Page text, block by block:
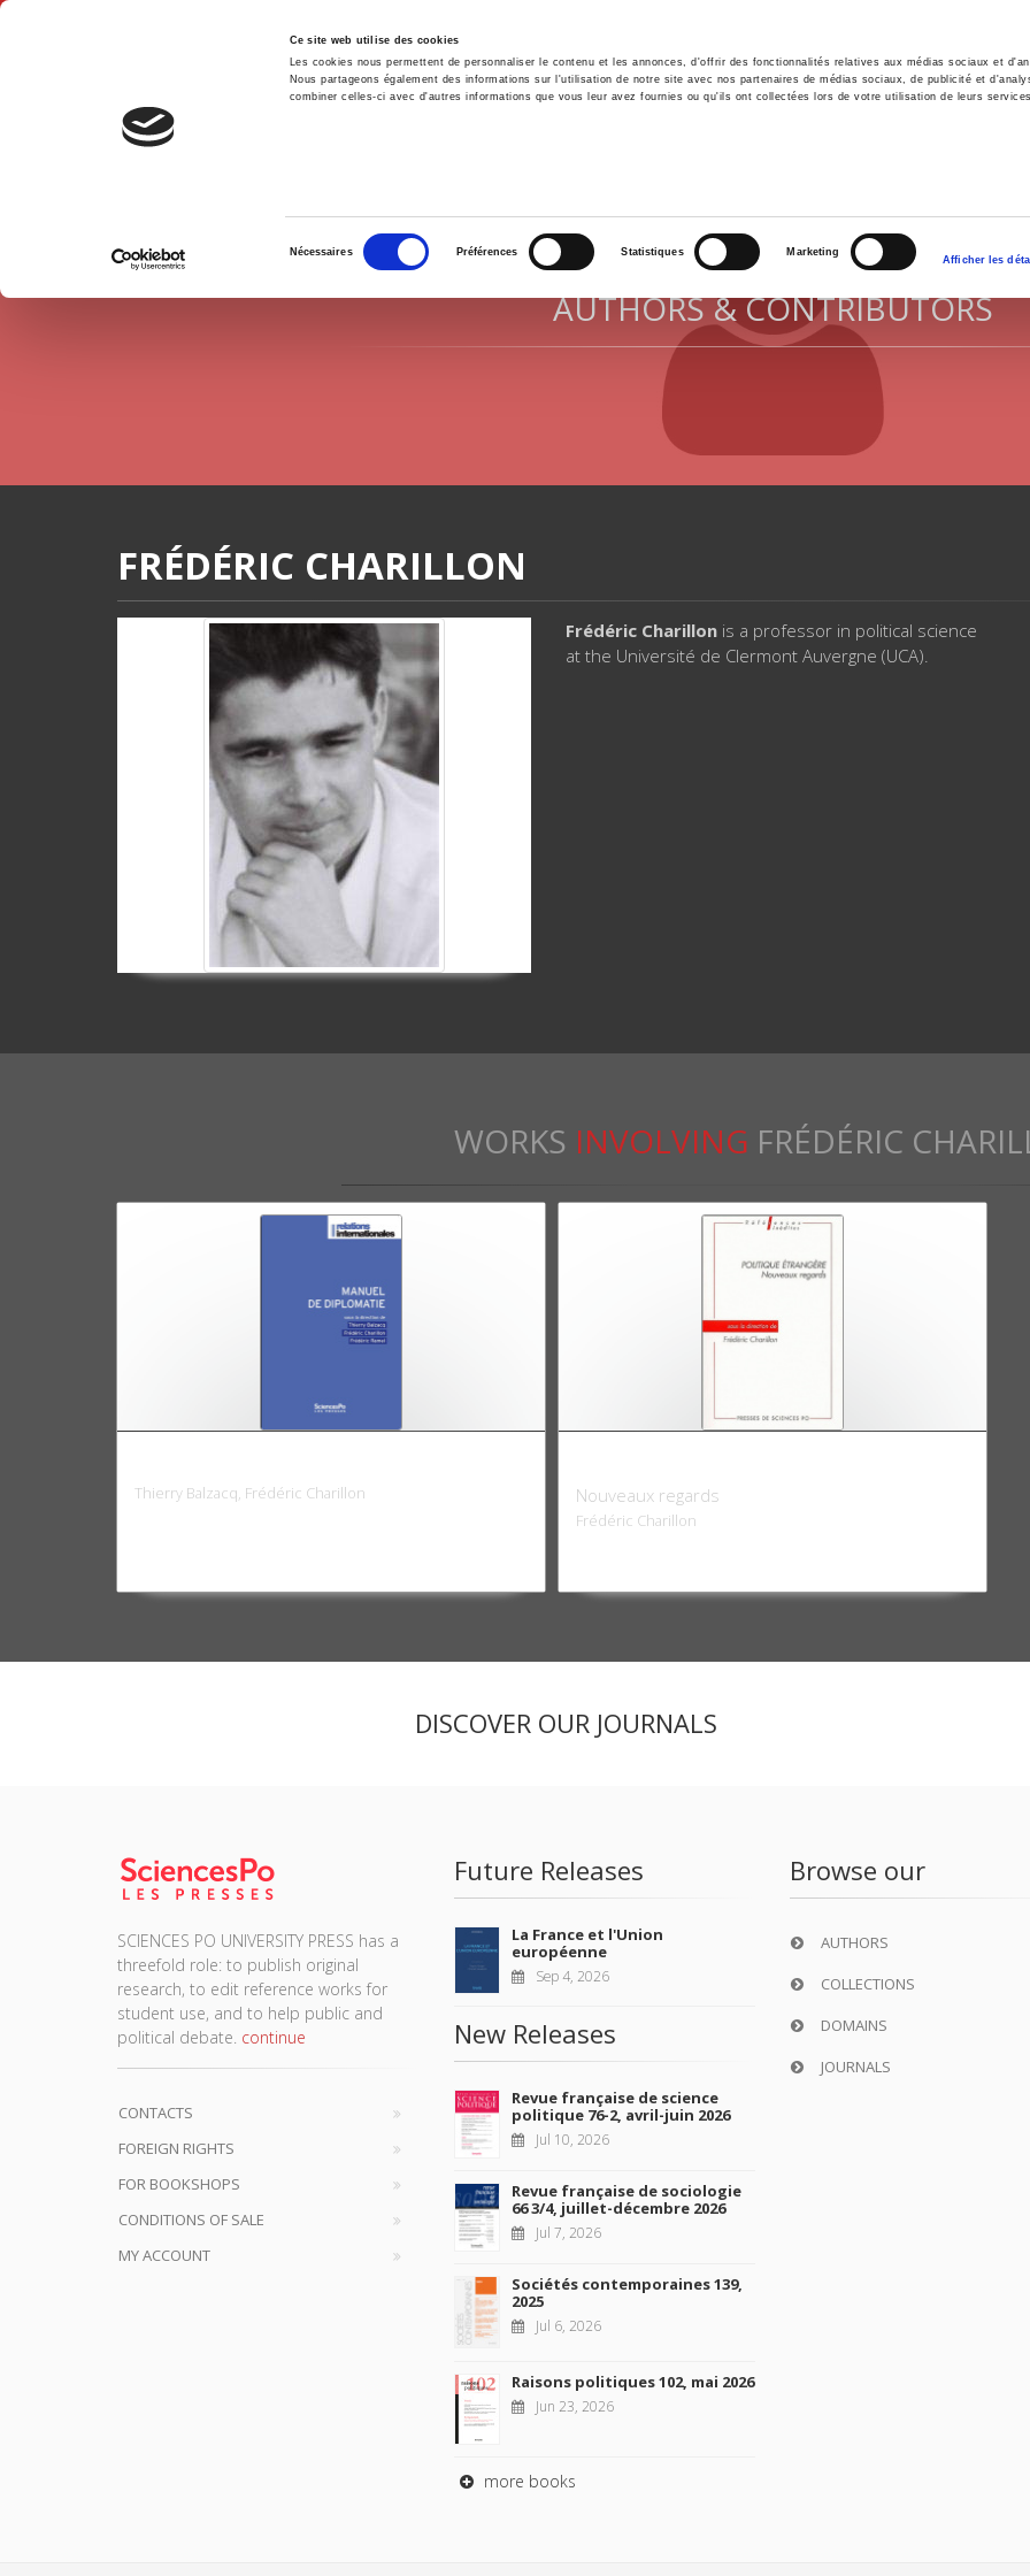
Ce site web utilise des cookies
Les cookies nous permettent de personnaliser le contenu et les annonces, d'offrir des fonctionnalités relatives aux médias sociaux et
Nous partageons également des informations sur l'utilisation de notre site avec nos partenaires de médias sociaux, de publicité et
combiner celles-ci avec d'autres informations que vous leur avez fournies ou qu'ils ont collectées lors de votre utilisation de leurs
consentement
Nécessaires Préférences Statistiques Marketing
Afficher les
Home Environment History International
AUTHORS & CONTRIBUTORS
FRÉDÉRIC CHARILLON
Frédéric Charillon is a professor in political science
at the Université de Clermont Auvergne (UCA).
WORKS INVOLVING FRÉDÉRIC
Thierry Balzacq, Frédéric Charillon Nouveaux regards
Frédéric Charillon
DISCOVER OUR JOURNALS
SCIENCES PO UNIVERSITY PRESS has a
threefold role: to publish original
research, to edit reference works for
student use, and to help public and
political debate. continue
CONTACTS
FOREIGN RIGHTS
FOR BOOKSHOPS
CONDITIONS OF SALE
MY ACCOUNT
Future Releases
La France et l'Union
européenne
Sep 4, 2026
New Releases
Revue française de science
politique 76-2, avril-juin 2026
Jul 10, 2026
Revue française de sociologie
66 3/4, juillet-décembre 2026
Jul 7, 2026
Sociétés contemporaines 139,
2025
Jul 6, 2026
Raisons politiques 102, mai 2026
Jun 23, 2026
more books
Browse our
AUTHORS
COLLECTIONS
DOMAINS
JOURNALS